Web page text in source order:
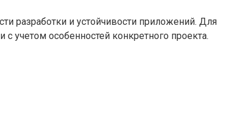
разработки и устойчивости приложений. Для
учетом особенностей конкретного проекта.